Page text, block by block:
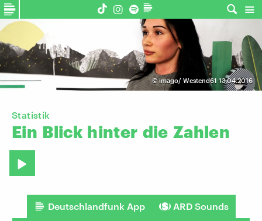
©imago/ Westend61 13.04.2016
Statistik
Ein Blick hinter die Zahlen
Deutschlandfunk App ARD Sounds